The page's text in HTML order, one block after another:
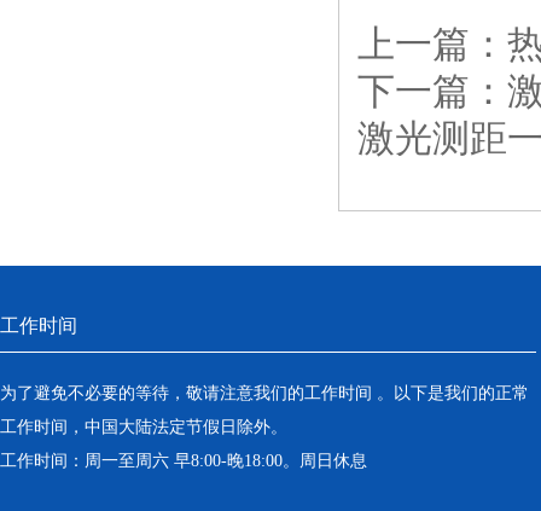
上一篇：
下一篇：
激光测距
工作时间
为了避免不必要的等待，敬请注意我们的工作时间 。以下是我们的正常
工作时间，中国大陆法定节假日除外。
工作时间：周一至周六 早8:00-晚18:00。周日休息